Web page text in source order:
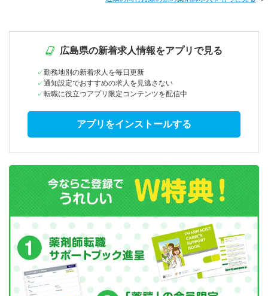
広島県の新着求人情報をアプリで見る
勤務地別の新着求人を毎日更新
通知設定でおすすめの求人を見逃さない
転職に役立つアプリ限定コンテンツを配信中
アプリをインストールする